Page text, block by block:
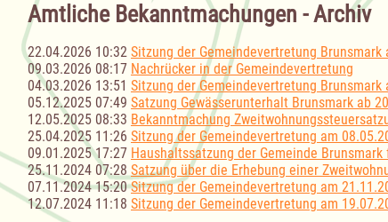
Amtliche Bekanntmachungen - Archiv
22.04.2026 10:32 Sitzung der Gemeindevertretung Brunsmark
09.03.2026 08:17 Nachrücker in der Gemeindevertretung
04.03.2026 13:51 Sitzung der Gemeindevertretung Brunsmark
05.12.2025 07:49 Satzung Gewässerunterhalt Brunsmark ab
12.05.2025 08:33 Bekanntmachung
25.04.2025 11:26 Sitzung der Gemeindevertretung am
09.01.2025 17:27 Haushaltssatzung der Gemeinde
25.11.2024 07:28 Satzung über die Erhebung einer
07.11.2024 15:20 Sitzung der Gemeindevertretung am
12.07.2024 11:18 Sitzung der Gemeindevertretung am